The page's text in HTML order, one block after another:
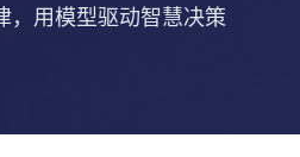
，用模型驱动智慧决策